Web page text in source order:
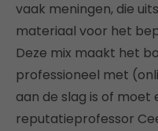
vaak meningen, die
materiaal voor het
Deze mix maakt het
professioneel met
aan de slag is of moet
reputatieprofessor